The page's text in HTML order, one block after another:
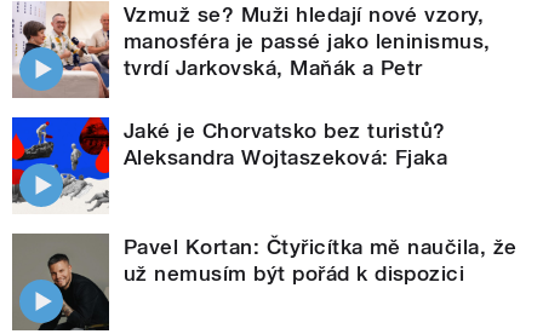
Vzmuž se? Muži hledají nové vzory,
manosféra je passé jako leninismus,
tvrdí Jarkovská, Maňák a Petr
Jaké je Chorvatsko bez turistů?
Aleksandra Wojtaszeková: Fjaka
Pavel Kortan: Čtyřicítka mě naučila, že
už nemusím být pořád k dispozici